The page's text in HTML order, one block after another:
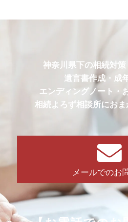
神奈川県下の相続対策
遺言書作成・成
エンディングノート・
相続よろず相談所におま
メールでのお